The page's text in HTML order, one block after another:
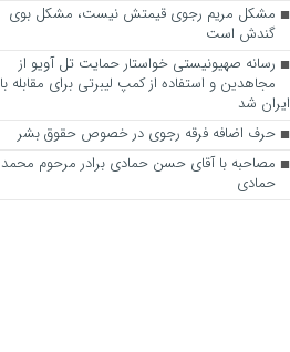
مشکل مریم رجوی قیمتش نیست، مشکل بوی
گندش است
رسانه صهیونیستی خواستار حمایت تل آویو از
مجاهدین و استفاده از کمپ لیبرتی برای مقابله با
ایران شد
حرف اضافه فرقه رجوی در خصوص حقوق بشر
مصاحبه با آقای حسن حمادی برادر مرحوم محمد
حمادی